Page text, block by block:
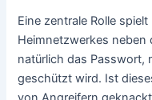
Eine zentrale Rolle
Heimnetzwerkes neben
natürlich das Passwort,
geschützt wird. Ist